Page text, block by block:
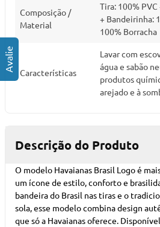
Composição /
Material
Tira: 100%
+ Bandeirinha:
100% Borracha
Características
Lavar com
água e sabão
produtos
arejado e à
Descrição do Produto
O modelo Havaianas Brasil Logo é
um ícone de estilo, conforto e
bandeira do Brasil nas tiras e o
sola, esse modelo combina design
que só a Havaianas oferece.